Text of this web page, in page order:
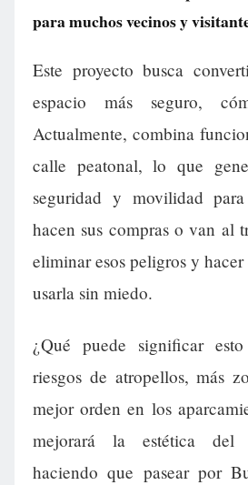
para muchos vecinos y
Este proyecto busca
espacio más seguro,
Actualmente, combina
calle peatonal, lo que
seguridad y movilidad
hacen sus compras o van al
eliminar esos peligros y
usarla sin miedo.
¿Qué puede significar
riesgos de atropellos, más
mejor orden en los
mejorará la estética del
haciendo que pasear por